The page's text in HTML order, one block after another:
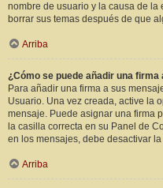
nombre de usuario y la causa de
borrar sus temas después de que
Arriba
¿Cómo se puede añadir una firma
Para añadir una firma a sus
Usuario. Una vez creada, active la
mensaje. Puede asignar una firma
la casilla correcta en su Panel de
en los mensajes, debe desactivar
Arriba